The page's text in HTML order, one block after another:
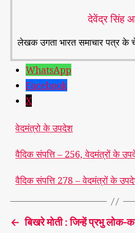
देवेंद्र सिंह
लेखक उगता भारत समाचार पत्र के
WhatsApp
Facebook
X
वेदमंत्रो के उपदेश
वैदिक संपत्ति – 256, वेदमंत्रों के
वैदिक संपत्ति 278 – वेदमंत्रों के
← बिखरे मोती : जिन्हें प्रभु लोक-